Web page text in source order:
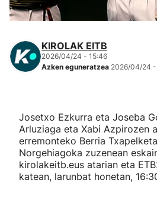
Atletismoa
Mendi-lasterketak
"Helmuga"
KIROLAK EITB
2026/04/24 - 15:46
Azken eguneratzea 2026/04/24 -
Josetxo Ezkurra eta Joseba
Arluziaga eta Xabi Azpirozen
erremonteko Berria
Norgehiagoka zuzenean
kirolakeitb.eus atarian eta
katean, larunbat honetan,